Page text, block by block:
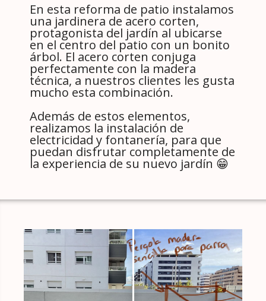
En esta reforma de patio instalamos
una jardinera de acero corten,
protagonista del jardín al ubicarse
en el centro del patio con un bonito
árbol. El acero corten conjuga
perfectamente con la madera
técnica, a nuestros clientes les gusta
mucho esta combinación.
Además de estos elementos,
realizamos la instalación de
electricidad y fontanería, para que
puedan disfrutar completamente de
la experiencia de su nuevo jardín 😁